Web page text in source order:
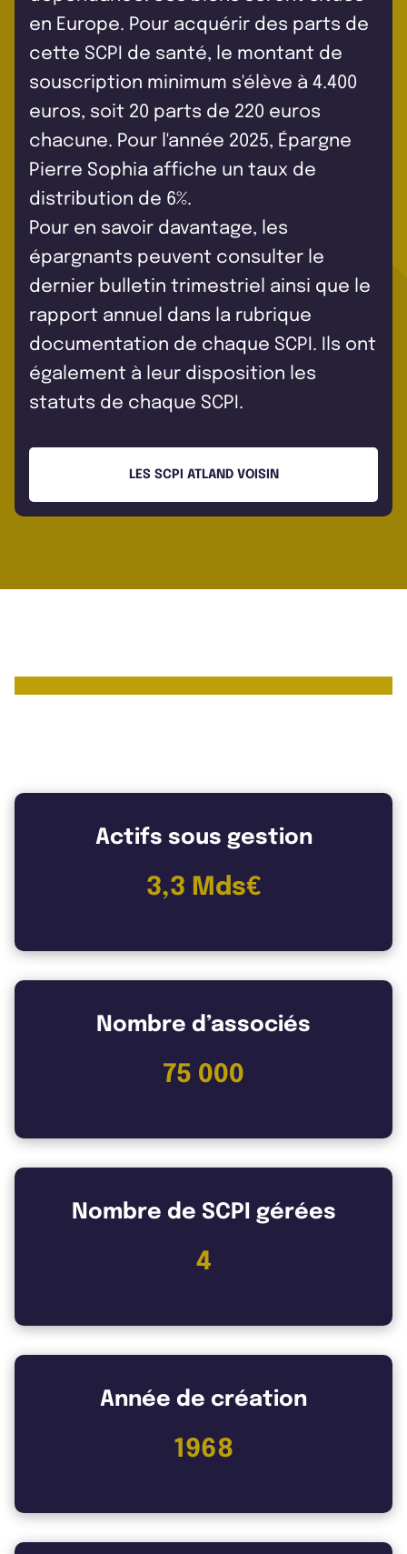
en Europe. Pour acquérir des parts de
cette SCPI de santé, le montant de
souscription minimum s'élève à 4.400
euros, soit 20 parts de 220 euros
chacune. Pour l'année 2025, Épargne
Pierre Sophia affiche un taux de
distribution de 6%.
Pour en savoir davantage, les
épargnants peuvent consulter le
dernier bulletin trimestriel ainsi que le
rapport annuel dans la rubrique
documentation de chaque SCPI. Ils ont
également à leur disposition les
statuts de chaque SCPI.
LES SCPI ATLAND VOISIN
Actifs sous gestion
3,3 Mds€
Nombre d’associés
75 000
Nombre de SCPI gérées
4
Année de création
1968